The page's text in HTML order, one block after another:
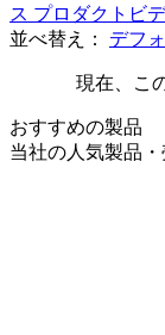
ス プロダクトビ
並べ替え：
デフ
現在、こ
おすすめの製品
当社の人気製品